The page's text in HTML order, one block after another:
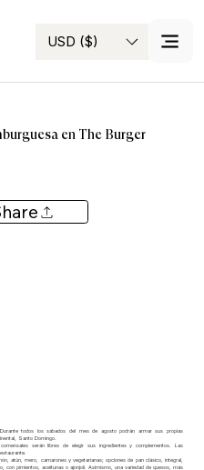
USD ($)
en The Burger
todos los sábados del mes de agosto podrán armar sus propias
Santo Domingo.
serán libres de elegir sus ingredientes y complementos. Las
atún, mero, camarones y vegetarianas; opciones de pan clásico, integral,
con pimientos, aceitunas o ajonjolí. Asimismo, una variedad de quesos, más